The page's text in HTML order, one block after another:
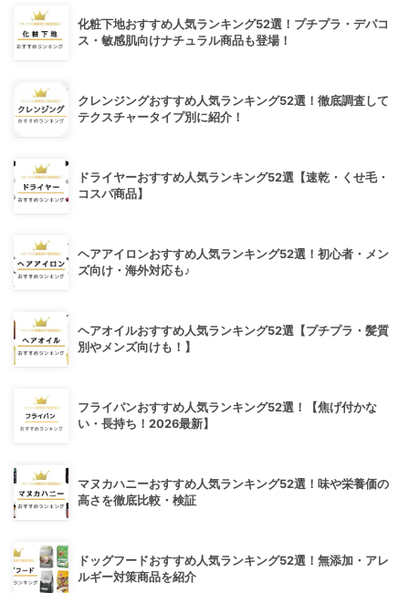
化粧下地おすすめ人気ランキング52選！プチプラ・デパコ
ス・敏感肌向けナチュラル商品も登場！
クレンジングおすすめ人気ランキング52選！徹底調査して
テクスチャータイプ別に紹介！
ドライヤーおすすめ人気ランキング52選【速乾・くせ毛・
コスパ商品】
ヘアアイロンおすすめ人気ランキング52選！初心者・メン
ズ向け・海外対応も♪
ヘアオイルおすすめ人気ランキング52選【プチプラ・髪質
別やメンズ向けも！】
フライパンおすすめ人気ランキング52選！【焦げ付かな
い・長持ち！2026最新】
マヌカハニーおすすめ人気ランキング52選！味や栄養価の
高さを徹底比較・検証
ドッグフードおすすめ人気ランキング52選！無添加・アレ
ルギー対策商品を紹介